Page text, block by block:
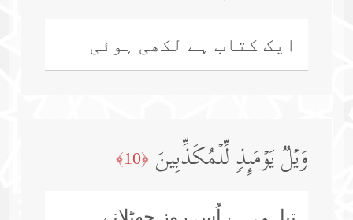
ایک کتاب ہے لکھی ہوئی
وَیۡلࣱ یَوۡمَىِٕذࣲ لِّلۡمُكَذِّبِینَ ﴿10﴾